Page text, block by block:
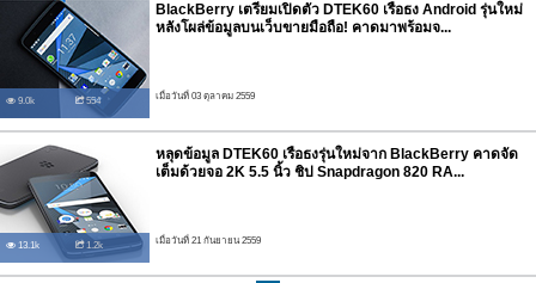
9.0k 554
BlackBerry เตรียมเปิดตัว DTEK60 เรือธง Android รุ่นใหม่
หลังโผล่ข้อมูลบนเว็บขายมือถือ! คาดมาพร้อมจ...
เมื่อวันที่ 03 ตุลาคม 2559
13.1k 1.2k
หลุดข้อมูล DTEK60 เรือธงรุ่นใหม่จาก BlackBerry คาดจัด
เต็มด้วยจอ 2K 5.5 นิ้ว ชิป Snapdragon 820 RA...
เมื่อวันที่ 21 กันยายน 2559